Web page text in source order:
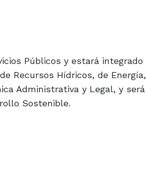
Públicos y estará integrado
Recursos Hídricos, de Energía,
Administrativa y Legal, y será
Sostenible.